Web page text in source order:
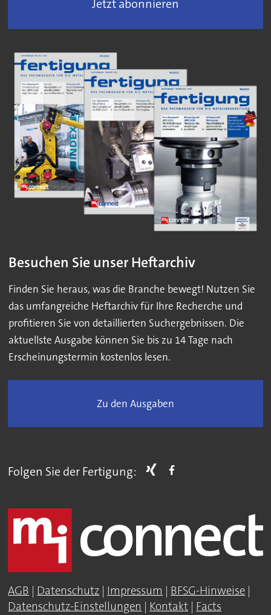
Jetzt abonnieren
Besuchen Sie unser Heftarchiv
Finden Sie heraus, was die Branche bewegt! Nutzen Sie
das umfangreiche Heftarchiv für Ihre Recherche und
profitieren Sie von detaillierten Suchergebnissen. Die
aktuellste Ausgabe können Sie bis zu 14 Tage nach
Erscheinungstermin kostenlos lesen.
Zu den Ausgaben
Folgen Sie der Fertigung:
AGB | Datenschutz | Impressum | BFSG-Hinweise |
Datenschutz-Einstellungen | Kontakt | Facts